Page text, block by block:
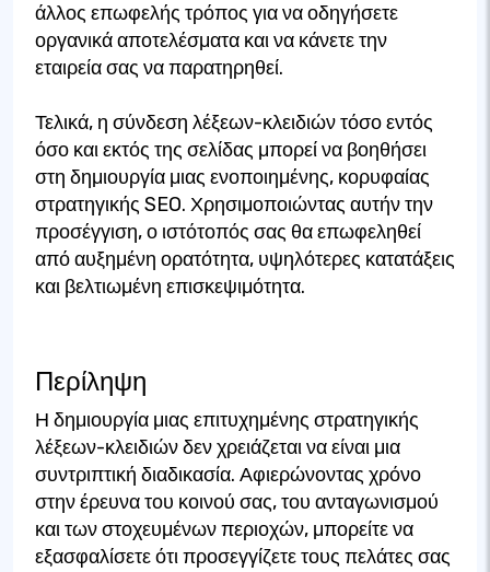
άλλος επωφελής τρόπος για να οδηγήσετε
οργανικά αποτελέσματα και να κάνετε την
εταιρεία σας να παρατηρηθεί.
Τελικά, η σύνδεση λέξεων-κλειδιών τόσο εντός
όσο και εκτός της σελίδας μπορεί να βοηθήσει
στη δημιουργία μιας ενοποιημένης, κορυφαίας
στρατηγικής SEO. Χρησιμοποιώντας αυτήν την
προσέγγιση, ο ιστότοπός σας θα επωφεληθεί
από αυξημένη ορατότητα, υψηλότερες κατατάξεις
και βελτιωμένη επισκεψιμότητα.
Περίληψη
Η δημιουργία μιας επιτυχημένης στρατηγικής
λέξεων-κλειδιών δεν χρειάζεται να είναι μια
συντριπτική διαδικασία. Αφιερώνοντας χρόνο
στην έρευνα του κοινού σας, του ανταγωνισμού
και των στοχευμένων περιοχών, μπορείτε να
εξασφαλίσετε ότι προσεγγίζετε τους πελάτες σας